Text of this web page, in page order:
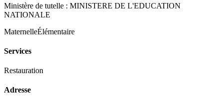
Ministère de tutelle : MINISTERE DE L'EDUCATION
NATIONALE
MaternelleÉlémentaire
Services
Restauration
Adresse